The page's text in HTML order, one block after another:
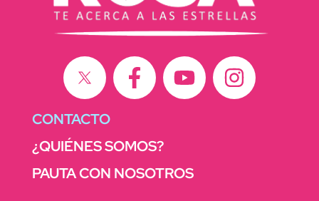
CONTACTO
¿QUIÉNES SOMOS?
PAUTA CON NOSOTROS